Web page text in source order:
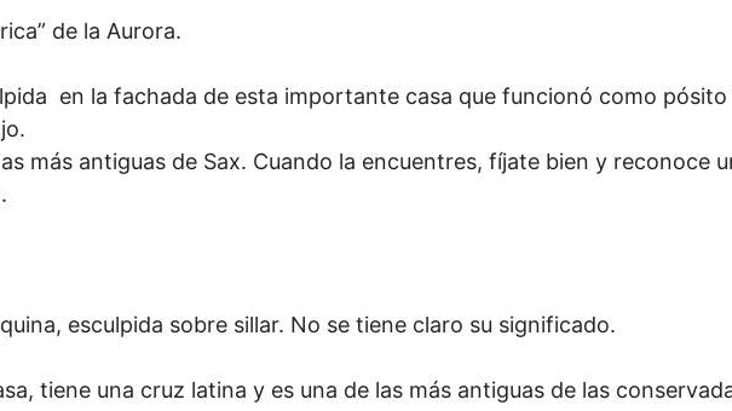
de la Aurora.
en la fachada de esta importante casa que funcionó como
más antiguas de Sax. Cuando la encuentres, fíjate bien y reconoce
esculpida sobre sillar. No se tiene claro su significado.
tiene una cruz latina y es una de las más antiguas de las